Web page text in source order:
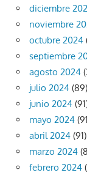
diciembre
noviembre
octubre 2024
septiembre
agosto 2024
julio 2024 (89)
junio 2024
mayo 2024
abril 2024 (91)
marzo 2024
febrero 2024